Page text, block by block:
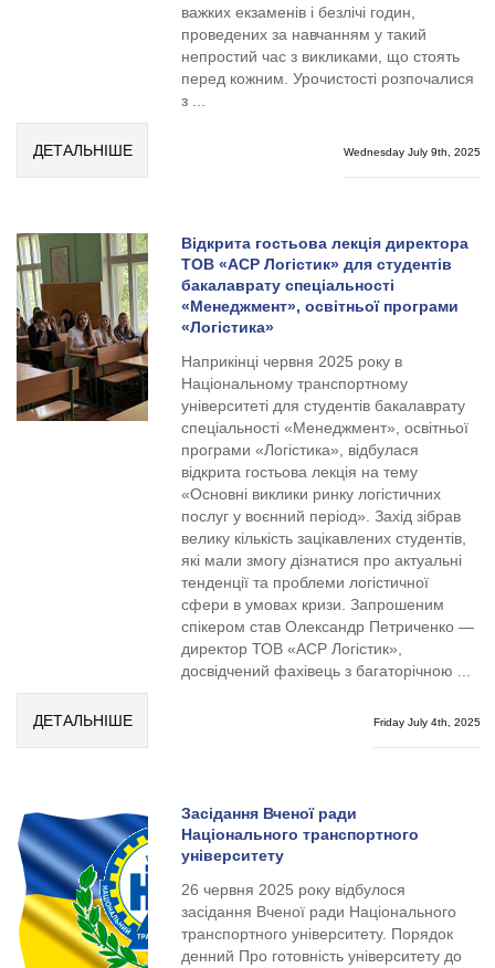
важких екзаменів і безлічі годин,
проведених за навчанням у такий
непростий час з викликами, що стоять
перед кожним. Урочистості розпочалися
з ...
ДЕТАЛЬНІШЕ Wednesday July 9th, 2025
Відкрита гостьова лекція директора
ТОВ «АСР Логістик» для студентів
бакалаврату спеціальності
«Менеджмент», освітньої програми
«Логістика»
Наприкінці червня 2025 року в
Національному транспортному
університеті для студентів бакалаврату
спеціальності «Менеджмент», освітньої
програми «Логістика», відбулася
відкрита гостьова лекція на тему
«Основні виклики ринку логістичних
послуг у воєнний період». Захід зібрав
велику кількість зацікавлених студентів,
які мали змогу дізнатися про актуальні
тенденції та проблеми логістичної
сфери в умовах кризи. Запрошеним
спікером став Олександр Петриченко —
директор ТОВ «АСР Логістик»,
досвідчений фахівець з багаторічною ...
ДЕТАЛЬНІШЕ Friday July 4th, 2025
Засідання Вченої ради
Національного транспортного
університету
26 червня 2025 року відбулося
засідання Вченої ради Національного
транспортного університету. Порядок
денний Про готовність університету до